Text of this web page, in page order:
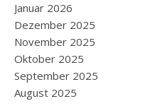
Januar 2026
Dezember 2025
November 2025
Oktober 2025
September 2025
August 2025